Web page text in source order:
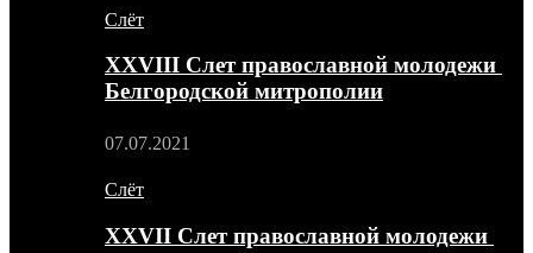
Слёт
XXVIII Слет православной молодежи
Белгородской митрополии
07.07.2021
Слёт
XXVII Слет православной молодежи